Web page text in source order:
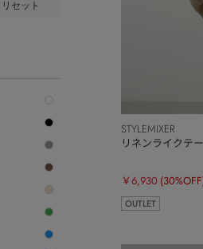
リセット
STYLEMIXER
リネンライクテ
￥6,930
OUTLET